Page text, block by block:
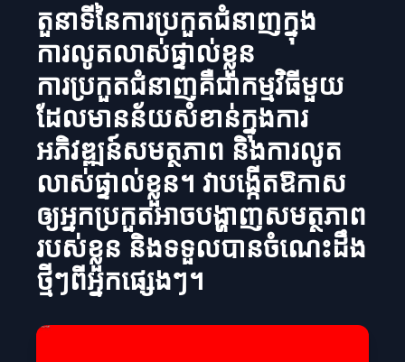
តួនាទីនៃការប្រកួតជំនាញក្នុង
ការលូតលាស់ផ្ទាល់ខ្លួន
ការប្រកួតជំនាញគឺជាកម្មវិធីមួយ
ដែលមានន័យសំខាន់ក្នុងការ
អភិវឌ្ឍន៍សមត្ថភាព និងការលូត
លាស់ផ្ទាល់ខ្លួន។ វាបង្កើតឱកាស
ឲ្យអ្នកប្រកួតអាចបង្ហាញសមត្ថភាព
របស់ខ្លួន និងទទួលបានចំណេះដឹង
ថ្មីៗពីអ្នកផ្សេងៗ។